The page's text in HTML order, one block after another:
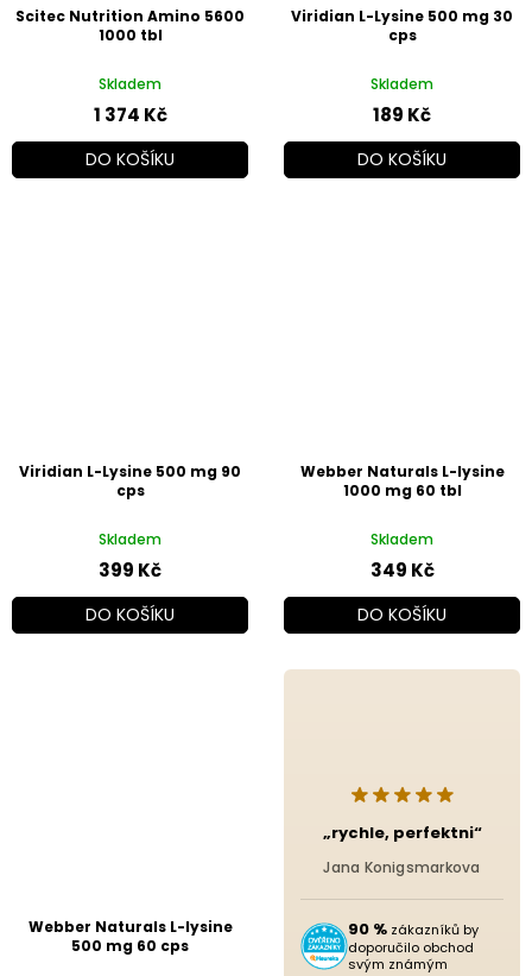
Scitec Nutrition Amino 5600
1000 tbl
Skladem
1 374 Kč
DO KOŠÍKU
Viridian L-Lysine 500 mg 30
cps
Skladem
189 Kč
DO KOŠÍKU
Viridian L-Lysine 500 mg 90
cps
Skladem
399 Kč
DO KOŠÍKU
Webber Naturals L-lysine
1000 mg 60 tbl
Skladem
349 Kč
DO KOŠÍKU
Webber Naturals L-lysine
500 mg 60 cps
„rychle, perfektni“
Jana Konigsmarkova
90 % zákazníků by
doporučilo obchod
svým známým